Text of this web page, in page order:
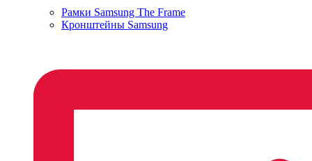
Рамки Samsung The Frame
Кронштейны Samsung